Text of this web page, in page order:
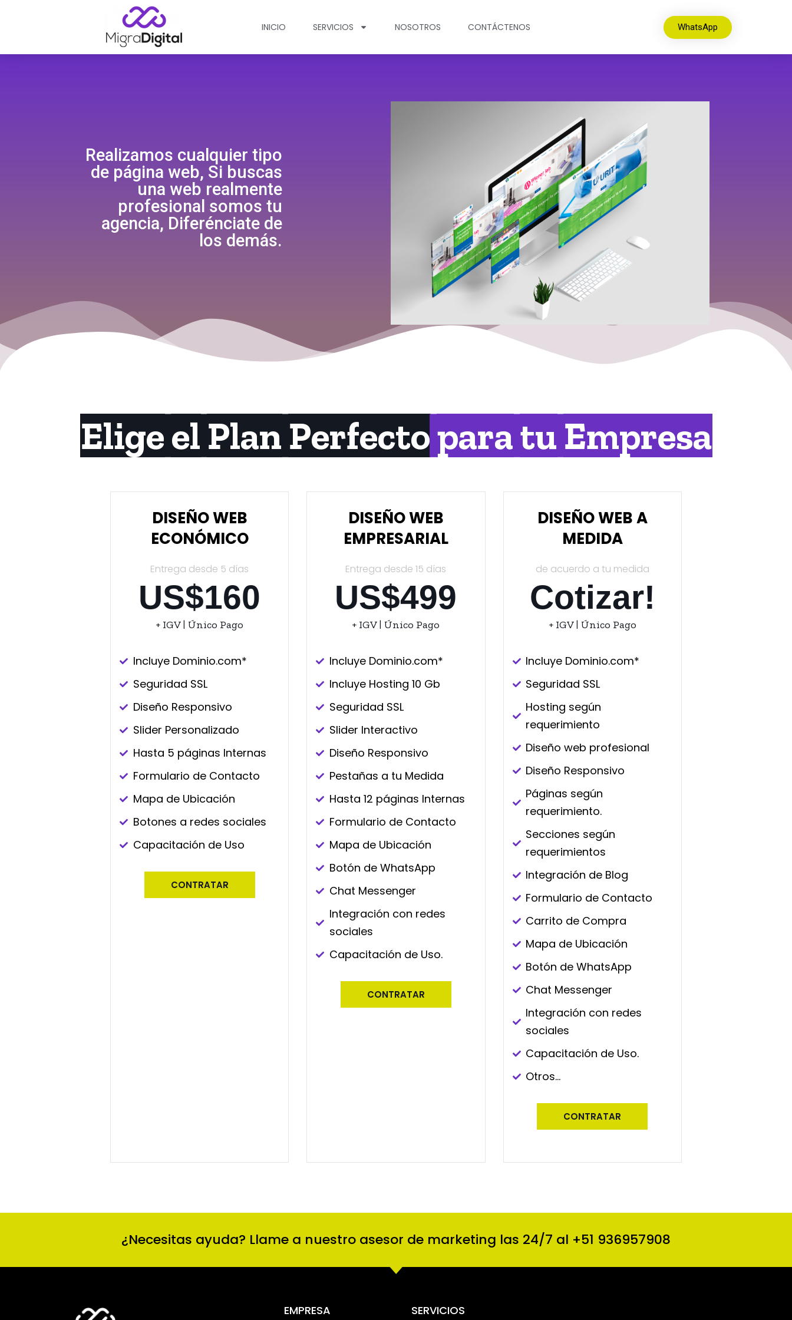
INICIO SERVICIOS NOSOTROS CONTÁCTENOS WhatsApp
Realizamos cualquier tipo
de página web, Si buscas
una web realmente
profesional somos tu
agencia, Diferénciate de
los demás.
Elige el Plan Perfectopara tu Empresa
DISEÑO WEB
ECONÓMICO
Entrega desde 5 días
US$160
+ IGV | Único Pago
Incluye Dominio.com*
Seguridad SSL
Diseño Responsivo​
Slider Personalizado
Hasta 5 páginas Internas
Formulario de Contacto​
Mapa de Ubicación​
Botones a redes sociales
Capacitación de Uso
CONTRATAR
DISEÑO WEB
EMPRESARIAL
Entrega desde 15 días
US$499
+ IGV | Único Pago
Incluye Dominio.com*
Incluye Hosting 10 Gb
Seguridad SSL
Slider Interactivo
Diseño Responsivo​
Pestañas a tu Medida
Hasta 12 páginas Internas
Formulario de Contacto​
Mapa de Ubicación​
Botón de WhatsApp
Chat Messenger
Integración con redes
sociales
Capacitación de Uso.
CONTRATAR
DISEÑO WEB A
MEDIDA
de acuerdo a tu medida
Cotizar!
+ IGV | Único Pago
Incluye Dominio.com*
Seguridad SSL
Hosting según
requerimiento
Diseño web profesional
Diseño Responsivo​
Páginas según
requerimiento.
Secciones según
requerimientos
Integración de Blog
Formulario de Contacto​
Carrito de Compra
Mapa de Ubicación​
Botón de WhatsApp
Chat Messenger
Integración con redes
sociales
Capacitación de Uso.
Otros...
CONTRATAR
¿Necesitas ayuda? Llame a nuestro asesor de marketing las 24/7 al +51 936957908
EMPRESA SERVICIOS